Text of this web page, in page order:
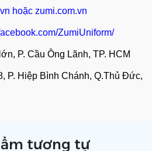
hoặc zumi.com.vn
ZumiUniform/
P. Cầu Ông Lãnh, TP. HCM
Hiệp Bình Chánh, Q.Thủ Đức,
tương tự